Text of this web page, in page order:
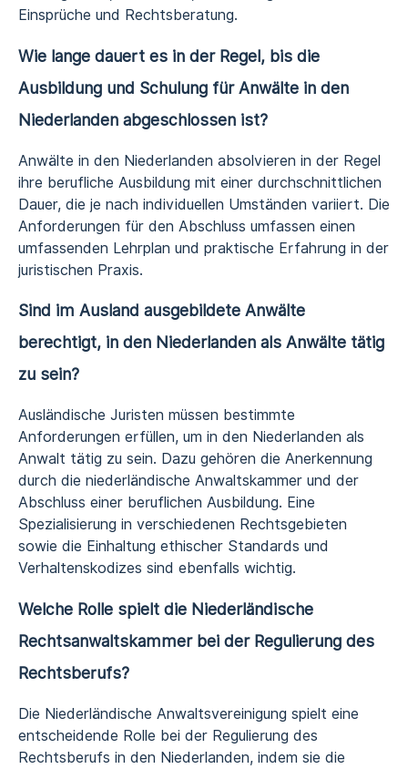
Einsprüche und Rechtsberatung.
Wie lange dauert es in der Regel, bis die
Ausbildung und Schulung für Anwälte in den
Niederlanden abgeschlossen ist?
Anwälte in den Niederlanden absolvieren in der Regel
ihre berufliche Ausbildung mit einer durchschnittlichen
Dauer, die je nach individuellen Umständen variiert. Die
Anforderungen für den Abschluss umfassen einen
umfassenden Lehrplan und praktische Erfahrung in der
juristischen Praxis.
Sind im Ausland ausgebildete Anwälte
berechtigt, in den Niederlanden als Anwälte tätig
zu sein?
Ausländische Juristen müssen bestimmte
Anforderungen erfüllen, um in den Niederlanden als
Anwalt tätig zu sein. Dazu gehören die Anerkennung
durch die niederländische Anwaltskammer und der
Abschluss einer beruflichen Ausbildung. Eine
Spezialisierung in verschiedenen Rechtsgebieten
sowie die Einhaltung ethischer Standards und
Verhaltenskodizes sind ebenfalls wichtig.
Welche Rolle spielt die Niederländische
Rechtsanwaltskammer bei der Regulierung des
Rechtsberufs?
Die Niederländische Anwaltsvereinigung spielt eine
entscheidende Rolle bei der Regulierung des
Rechtsberufs in den Niederlanden, indem sie die